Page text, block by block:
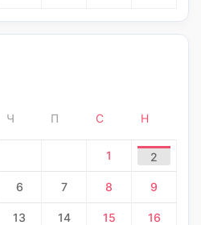
Ч П С Н
1 2
6 7 8 9
13 14 15 16